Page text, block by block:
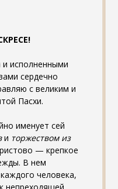
исполненными
сердечно
с великим и
Пасхи.
именует сей
и торжеством из
— крепкое
В нем
человека,